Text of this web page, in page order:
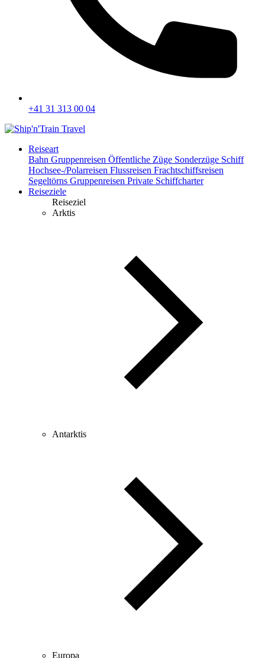
+41 31 313 00 04
Reiseart
Bahn Gruppenreisen Öffentliche Züge Sonderzüge Schiff
Hochsee-/Polarreisen Flussreisen Frachtschiffsreisen
Segeltörns Gruppenreisen Private Schiffcharter
Reiseziele
Reiseziel
Arktis
Antarktis
Europa